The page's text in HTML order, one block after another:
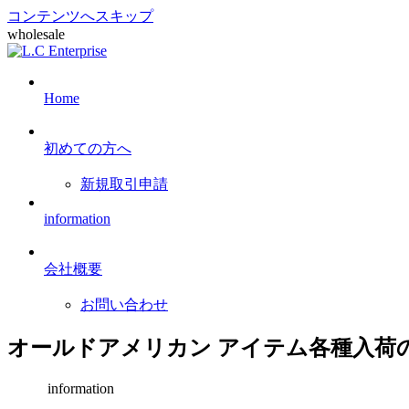
コンテンツへスキップ
wholesale
Home
初めての方へ
新規取引申請
information
会社概要
お問い合わせ
オールドアメリカン アイテム各種入荷
information